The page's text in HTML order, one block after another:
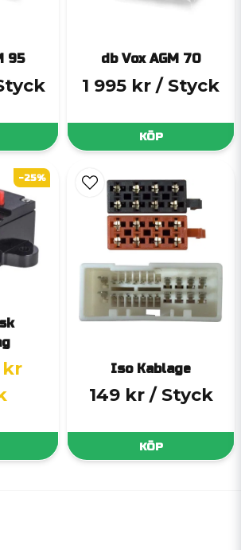
95 db Vox AGM 70
1 995 kr / Styck
KÖP
kr
-25%
Iso Kablage
149 kr / Styck
KÖP